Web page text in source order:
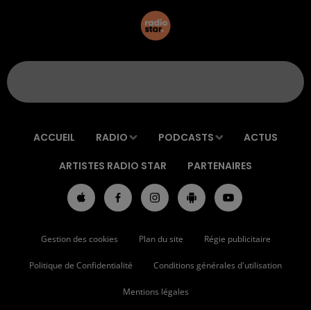
ACCUEIL RADIO PODCASTS ACTUS
ARTISTES RADIO STAR PARTENAIRES
Gestion des cookies Plan du site Régie publicitaire
Politique de Confidentialité Conditions générales d'utilisation
Mentions légales